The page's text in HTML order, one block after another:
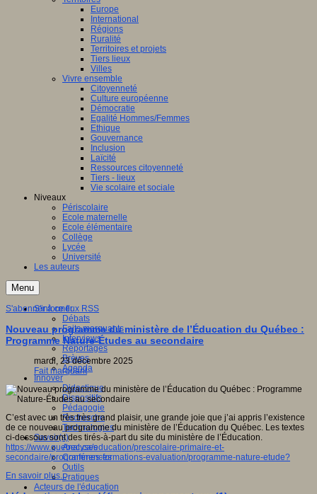
Europe
International
Régions
Ruralité
Territoires et projets
Tiers lieux
Villes
Vivre ensemble
Citoyenneté
Culture européenne
Démocratie
Egalité Hommes/Femmes
Ethique
Gouvernance
Inclusion
Laïcité
Ressources citoyenneté
Tiers - lieux
Vie scolaire et sociale
Niveaux
Périscolaire
Ecole maternelle
Ecole élémentaire
Collège
Lycée
Université
Les auteurs
Menu
S'informer
Débats
Faits marquants
Interviews
Reportages
Brèves
Agenda
Innover
Didactique
Dispositifs
Pédagogie
Recherche
Technologies
Savoir(s)
Analyses
Conférences
Outils
Pratiques
Acteurs de l'éducation
S'abonner à ce flux RSS
Nouveau programme du ministère de l’Éducation du Québec :
Programme Nature-Études au secondaire
mardi, 23 décembre 2025
Fait marquant
C’est avec un très très grand plaisir, une grande joie que j’ai appris l’existence
de ce nouveau programme du ministère de l’Éducation du Québec. Les textes
ci-dessous sont des tirés-à-part du site du ministère de l’Éducation.
https://www.quebec.ca/education/prescolaire-primaire-et-
secondaire/programmes-formations-evaluation/programme-nature-etude?
En savoir plus...